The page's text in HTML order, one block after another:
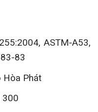
ASTM-A53,
83
Hòa Phát
300